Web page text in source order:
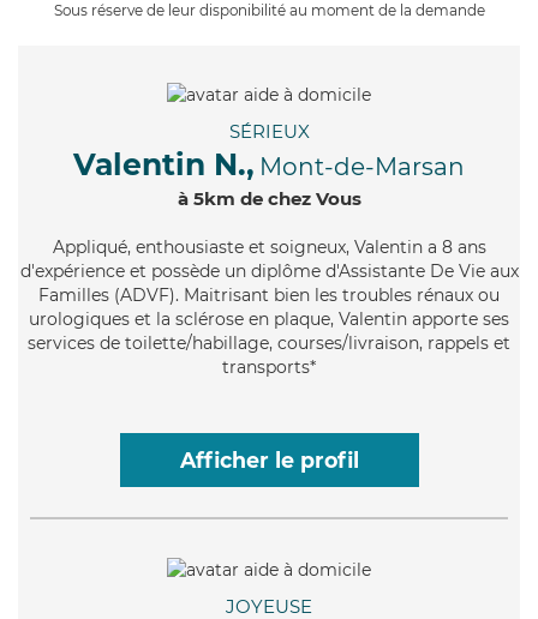
Sous réserve de leur disponibilité au moment de la demande
SÉRIEUX
Valentin N., Mont-de-Marsan
à 5km de chez Vous
Appliqué, enthousiaste et soigneux, Valentin a 8 ans
d'expérience et possède un diplôme d'Assistante De Vie aux
Familles (ADVF). Maitrisant bien les troubles rénaux ou
urologiques et la sclérose en plaque, Valentin apporte ses
services de toilette/habillage, courses/livraison, rappels et
transports*
Afficher le profil
JOYEUSE